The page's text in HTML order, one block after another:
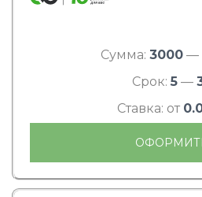
Сумма: 3000—
Срок: 5—
Ставка: от